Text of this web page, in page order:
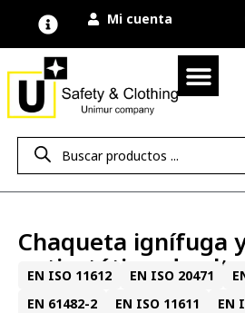
Mi cuenta
Chaqueta ignífuga
antiestática, de
EN ISO 11612 EN ISO 20471
EN 61482-2
EN ISO 11611 EN